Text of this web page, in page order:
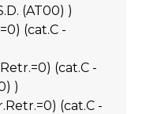
(AT00) )
(cat.C -
(cat.C -
)
(cat.C -